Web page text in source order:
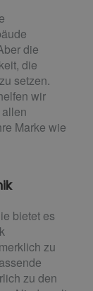
die
die
setzen.
wir
Marke wie
bietet es
zu
zu den